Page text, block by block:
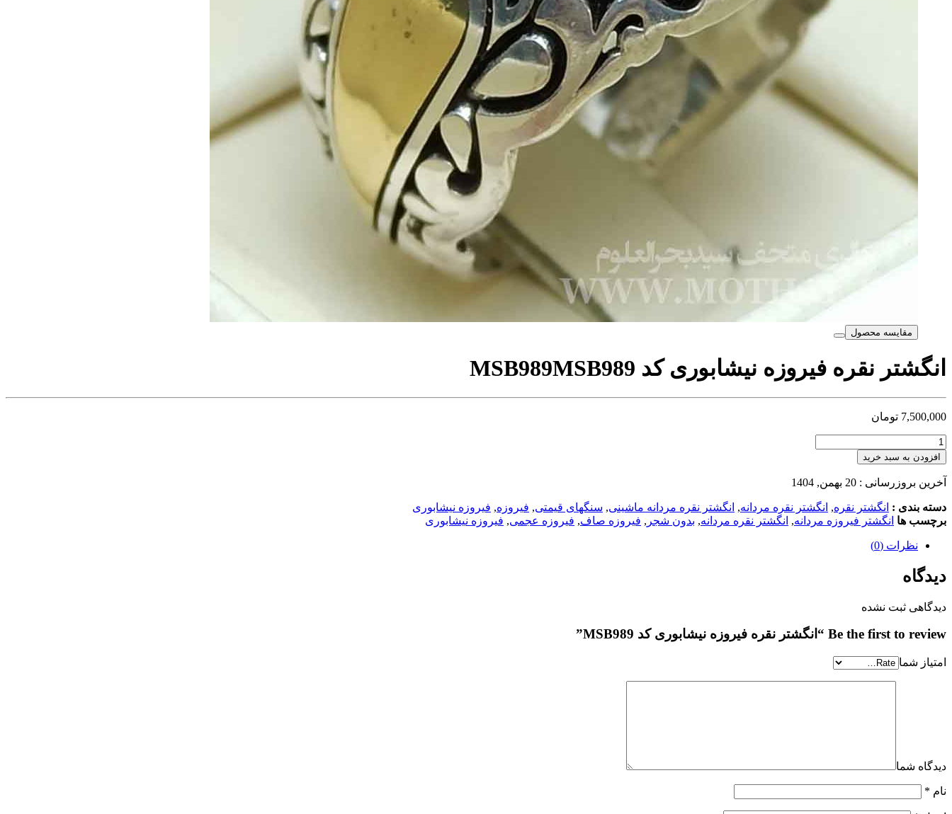
مقایسه محصول
انگشتر نقره فیروزه نیشابوری کد MSB989 MSB989
7,500,000 تومان
افزودن به سبد خرید
آخرین بروزرسانی : 20 بهمن, 1404
دسته بندی : انگشتر نقره, انگشتر نقره مردانه, انگشتر نقره مردانه ماشینی, سنگهای قیمتی, فیروزه, فیروزه نیشابوری
برچسب ها انگشتر فیروزه مردانه, انگشتر نقره مردانه, بدون شجر , فیروزه صاف, فیروزه عجمی, فیروزه نیشابوری
نظرات (0)
دیدگاه
دیدگاهی ثبت نشده
Be the first to review “انگشتر نقره فیروزه نیشابوری کد MSB989”
امتیاز شما
دیدگاه شما
نام *